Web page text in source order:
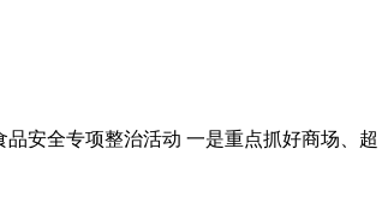
安全专项整治活动 一是重点抓好商场、超